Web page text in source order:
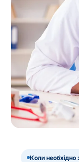
Коли необхідно